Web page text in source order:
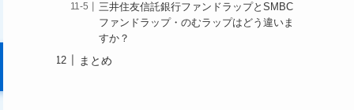
四半期単位でのマイナスなし
公式サイトを見る
三井住友信託銀行ファンドラップとSMBC
ファンドラップ・のむラップはどう違いま
すか？
まとめ